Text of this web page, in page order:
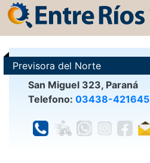
Previsora del Norte
San Miguel 323, Paraná
Telefono: 03438-421645